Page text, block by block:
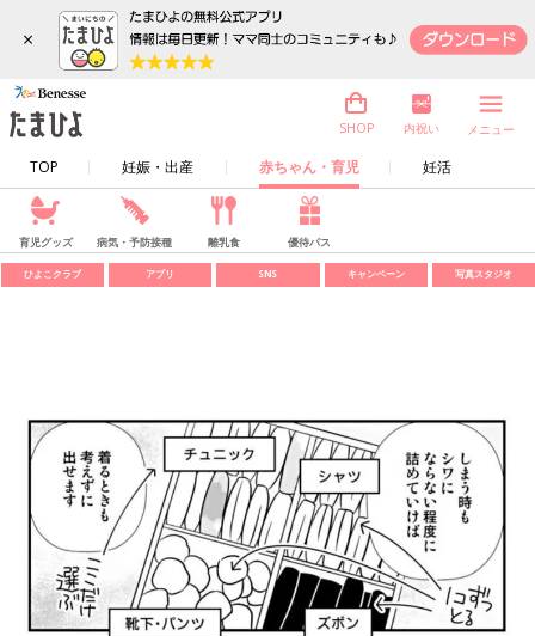
×
TOP 妊娠・出産 赤ちゃん・育児 妊活
SHOP 内祝い メニュー
育児グッズ 病気・予防接種 離乳食 優待パス
ひよこクラブ アプリ SNS キャンペーン 写真スタジオ